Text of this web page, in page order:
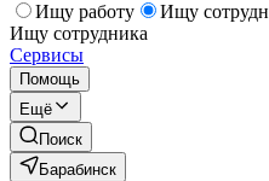
Ищу работу
Ищу
Ищу сотрудника
Сервисы
Помощь
Ещё
Поиск
Барабинск